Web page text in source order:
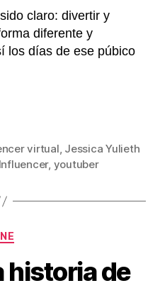
claro: divertir y
diferente y
los días de ese púbico
p
virtual, Jessica Yulieth
, youtuber
Categorías
historia de